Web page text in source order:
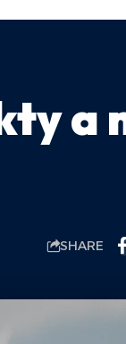
a
SHARE